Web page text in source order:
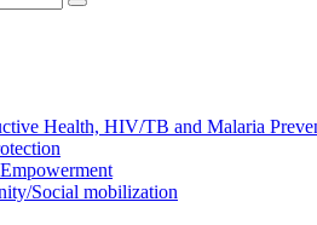
Health, HIV/TB and Malaria
Social mobilization